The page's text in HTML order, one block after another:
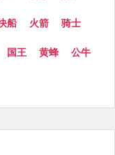
船 火箭 骑士
国王 黄蜂 公牛